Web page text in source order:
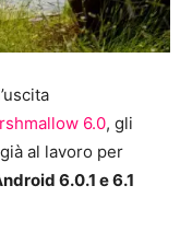
6.0, gli
al lavoro per
6.0.1 e 6.1